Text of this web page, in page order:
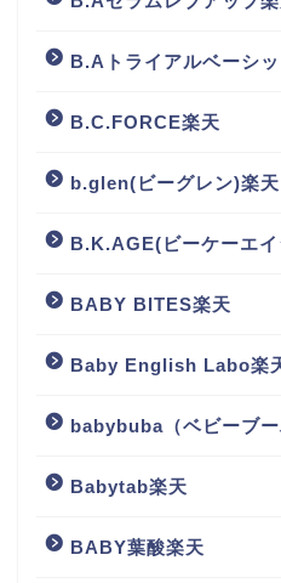
B.Aトライアルベーシ
B.C.FORCE楽天
b.glen(ビーグレン)楽天
B.K.AGE(ビーケーエ
BABY BITES楽天
Baby English Labo楽
babybuba（ベビーブ
Babytab楽天
BABY葉酸楽天